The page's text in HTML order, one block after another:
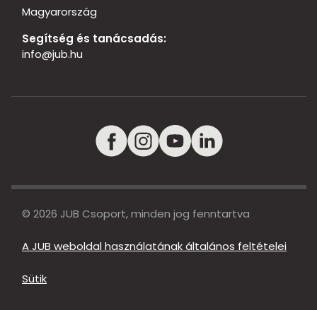
Magyarország
Segítség és tanácsadás:
info@jub.hu
© 2026 JUB Csoport, minden jog fenntartva
A JUB weboldal használatának általános feltételei
Sütik